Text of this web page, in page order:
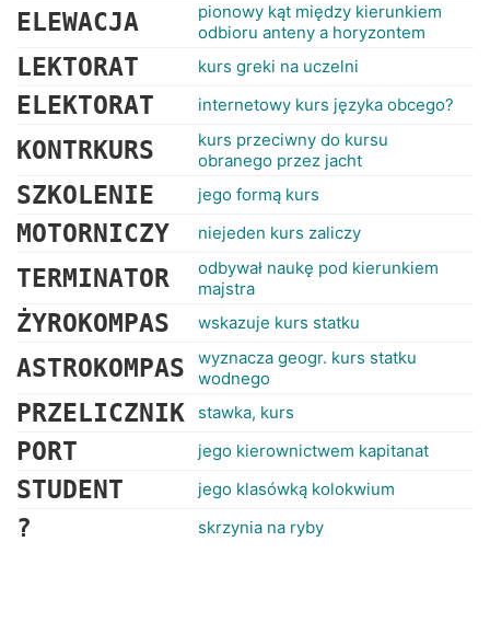
ELEWACJA
pionowy kąt między kierunkiem
odbioru anteny a horyzontem
LEKTORAT kurs greki na uczelni
ELEKTORAT internetowy kurs języka obcego?
KONTRKURS
kurs przeciwny do kursu
obranego przez jacht
SZKOLENIE jego formą kurs
MOTORNICZY niejeden kurs zaliczy
TERMINATOR
odbywał naukę pod kierunkiem
majstra
ŻYROKOMPAS wskazuje kurs statku
ASTROKOMPAS
wyznacza geogr. kurs statku
wodnego
PRZELICZNIK stawka, kurs
PORT jego kierownictwem kapitanat
STUDENT jego klasówką kolokwium
? skrzynia na ryby